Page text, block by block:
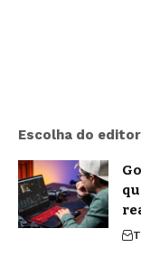
Escolha do editor